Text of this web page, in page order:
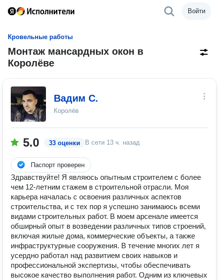
Войти
Кровельные работы
Монтаж мансардных окон в
Королёве
Вадим С.
Королёв
5.0 33 оценки В сети 13 ч. назад
Паспорт проверен
Здравствуйте! Я являюсь опытным строителем с более
чем 12-летним стажем в строительной отрасли. Моя
карьера началась с освоения различных аспектов
строительства, и с тех пор я успешно занимаюсь всеми
видами строительных работ. В моем арсенале имеется
обширный опыт в возведении различных типов строений,
включая жилые дома, коммерческие объекты, а также
инфраструктурные сооружения. В течение многих лет я
усердно работал над развитием своих навыков и
профессиональной экспертизы, чтобы обеспечивать
высокое качество выполнения работ. Одним из ключевых